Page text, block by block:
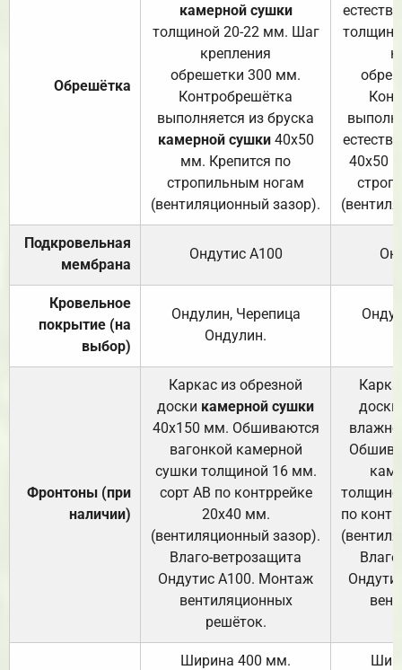
Обрешётка
камерной сушки
толщиной 20-22 мм. Шаг
крепления
обрешетки 300 мм.
Контробрешётка
выполняется из бруска
камерной сушки40х50
мм. Крепится по
стропильным ногам
(вентиляционный зазор).
40х50
Подкровельная
мембрана
Ондутис А100
Кровельное
покрытие (на
выбор)
Ондулин, Черепица
Ондулин.
Фронтоны (при
наличии)
Каркас из обрезной
доски камерной сушки
40х150 мм. Обшиваются
вагонкой камерной
сушки толщиной 16 мм.
сорт АВ по контррейке
20х40 мм.
(вентиляционный зазор).
Влаго-ветрозащита
Ондутис А100. Монтаж
вентиляционных
решёток.
доски
по
Ширина 400 мм.